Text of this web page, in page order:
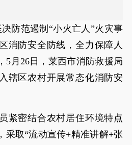
防范遏制“小火亡人”火灾事
消防安全防线，全力保障人
5月26日，莱西市消防救援局
辖区农村开展常态化消防安
紧密结合农村居住环境特点
采取“流动宣传+精准讲解+张